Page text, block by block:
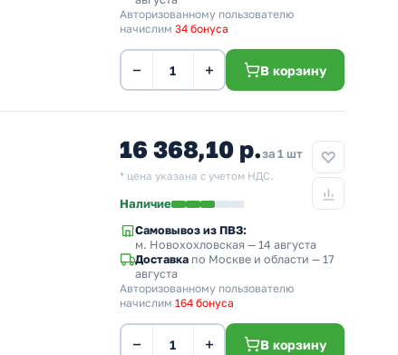
Авторизованному пользователю
начислим 34 бонуса
− + В корзину
16 368,10 р.за 1 шт
* цена указана с учетом НДС.
Наличие
Самовывоз из ПВЗ:
м. Новохохловская — 14 августа
Доставка по Москве и области — 17
августа
Авторизованному пользователю
начислим 164 бонуса
− + В корзину